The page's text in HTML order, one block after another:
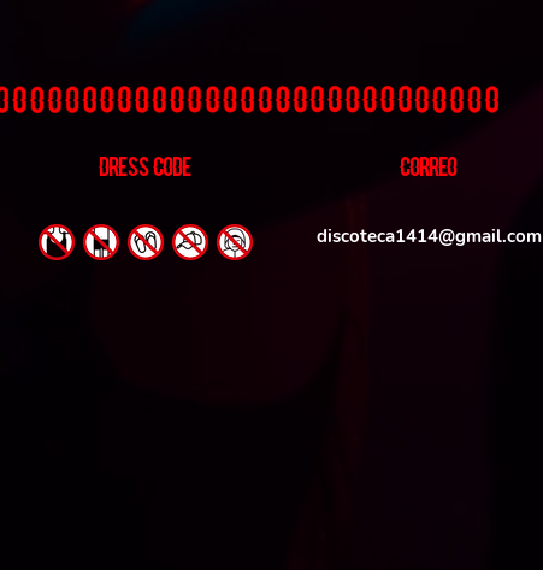
DRESS CODE CORREO
discoteca1414@gmail.com